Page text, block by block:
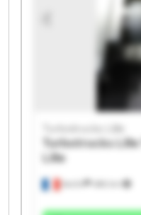
Seclin
Turbotrucks Lille
Turbotrucks Lille
Lille